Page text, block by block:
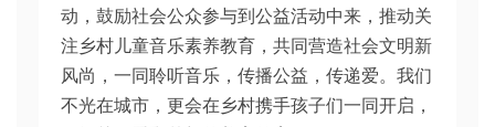
动，鼓励社会公众参与到公益活动中来，推动关
注乡村儿童音乐素养教育，共同营造社会文明新
风尚，一同聆听音乐，传播公益，传递爱。我们
不光在城市，更会在乡村携手孩子们一同开启，